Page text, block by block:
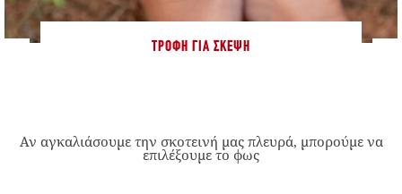
ΤΡΟΦΉ ΓΙΑ ΣΚΈΨΗ
Αν αγκαλιάσουμε την σκοτεινή μας πλευρά, μπορούμε να
επιλέξουμε το φως